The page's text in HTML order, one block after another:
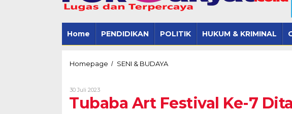
Home PENDIDIKAN POLITIK HUKUM & KRIMINAL
Homepage / SENI & BUDAYATubaba
7
Ditaman
30 Juli 2023Oleh
R
Tubaba Art Festival Ke-7